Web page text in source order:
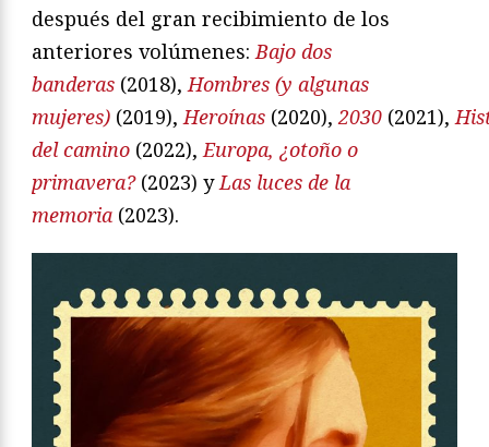
después del gran recibimiento de los
anteriores volúmenes: Bajo dos
banderas (2018), Hombres (y algunas
mujeres) (2019), Heroínas (2020), 2030 (2021),
del camino (2022), Europa, ¿otoño o
primavera?(2023) y Las luces de la
memoria (2023).